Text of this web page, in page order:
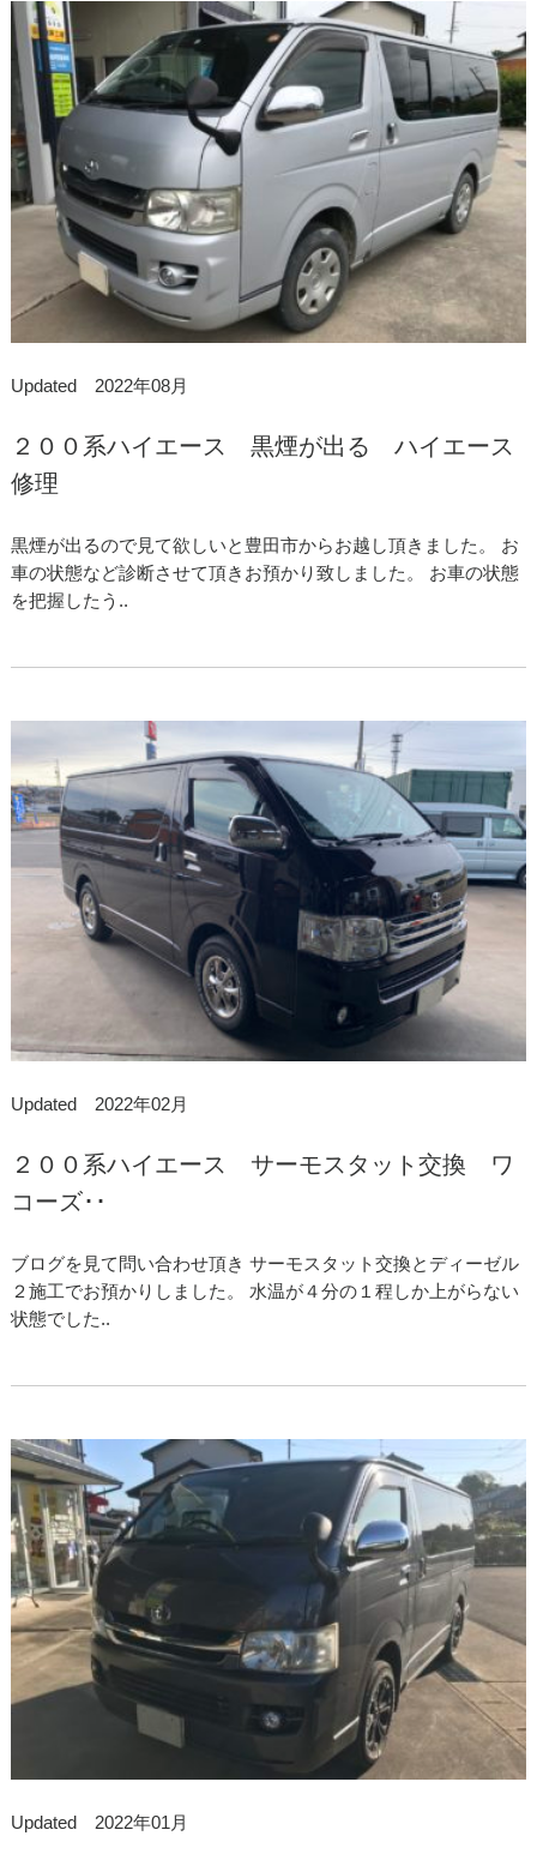
Updated 2022年08月
２００系ハイエース 黒煙が出る ハイエース
修理
黒煙が出るので見て欲しいと豊田市からお越し頂きました。 お
車の状態など診断させて頂きお預かり致しました。 お車の状態
を把握したう..
Updated 2022年02月
２００系ハイエース サーモスタット交換 ワ
コーズ･･
ブログを見て問い合わせ頂き サーモスタット交換とディーゼル
２施工でお預かりしました。 水温が４分の１程しか上がらない
状態でした..
Updated 2022年01月